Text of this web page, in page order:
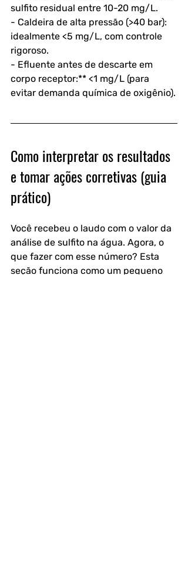
sulfito residual entre 10-20 mg/L.
- Caldeira de alta pressão (>40 bar):
idealmente <5 mg/L, com controle
rigoroso.
- Efluente antes de descarte em
corpo receptor:** <1 mg/L (para
evitar demanda química de oxigênio).
Como interpretar os resultados
e tomar ações corretivas (guia
prático)
Você recebeu o laudo com o valor da
análise de sulfito na água. Agora, o
que fazer com esse número? Esta
seção funciona como um pequeno